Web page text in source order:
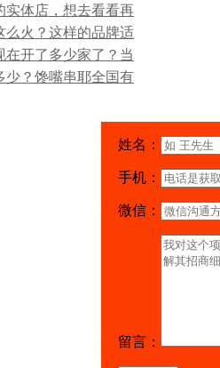
实体店，想去看看再
么火？这样的品牌适
在开了多少家了？当
机会吗？
少？馋嘴串耶全国有
姓名：
手机：
微信：
留言：